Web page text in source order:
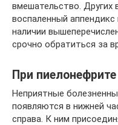
вмешательство. Других
воспаленный
наличии
срочно обратиться за
При пиелонефрите
Неприятные
появляются в нижней
справа. К ним